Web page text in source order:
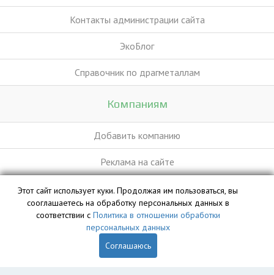
Контакты администрации сайта
ЭкоБлог
Справочник по драгметаллам
Компаниям
Добавить компанию
Реклама на сайте
База данных сайта vyvoz.org является интеллектуальной
собственностью ООО «Профит» и охраняется законом.
Этот сайт использует куки. Продолжая им пользоваться, вы
сооглашаетесь на обработку персональных данных в
соответствии с Политика в отношении обработки
персональных данных
Соглашаюсь